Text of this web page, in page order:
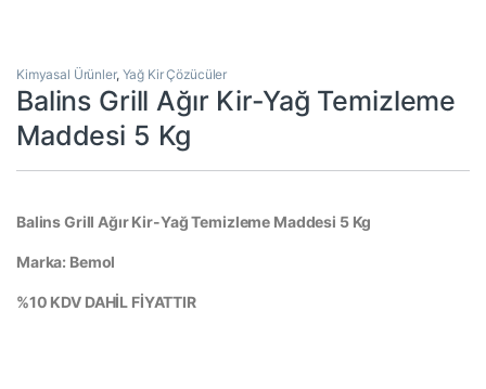
Kimyasal Ürünler, Yağ Kir Çözücüler
Balins Grill Ağır Kir-Yağ Temizleme
Maddesi 5 Kg
Balins Grill Ağır Kir-Yağ Temizleme Maddesi 5 Kg
Marka: Bemol
%10 KDV DAHİL FİYATTIR